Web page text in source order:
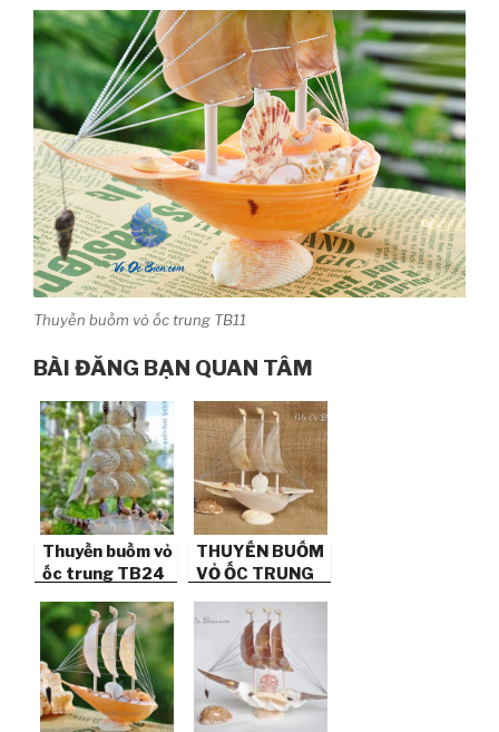
Thuyền buồm vỏ ốc trung TB11
BÀI ĐĂNG BẠN QUAN TÂM
Thuyền buồm vỏ
ốc trung TB24
THUYỀN BUỒM
VỎ ỐC TRUNG